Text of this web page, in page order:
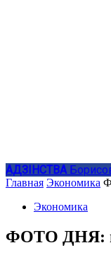
АДЗIНСТВА
Главная Экономика
Экономика
ФОТО ДНЯ: